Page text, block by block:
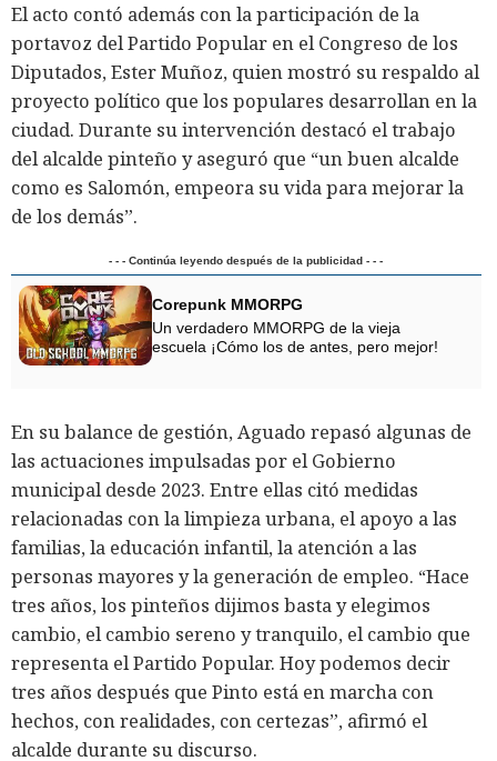
El acto contó además con la participación de la
portavoz del Partido Popular en el Congreso de los
Diputados, Ester Muñoz, quien mostró su respaldo al
proyecto político que los populares desarrollan en la
ciudad. Durante su intervención destacó el trabajo
del alcalde pinteño y aseguró que “un buen alcalde
como es Salomón, empeora su vida para mejorar la
de los demás”.
- - - Continúa leyendo después de la publicidad - - -
Corepunk MMORPG
Un verdadero MMORPG de la vieja
escuela ¡Cómo los de antes, pero mejor!
En su balance de gestión, Aguado repasó algunas de
las actuaciones impulsadas por el Gobierno
municipal desde 2023. Entre ellas citó medidas
relacionadas con la limpieza urbana, el apoyo a las
familias, la educación infantil, la atención a las
personas mayores y la generación de empleo. “Hace
tres años, los pinteños dijimos basta y elegimos
cambio, el cambio sereno y tranquilo, el cambio que
representa el Partido Popular. Hoy podemos decir
tres años después que Pinto está en marcha con
hechos, con realidades, con certezas”, afirmó el
alcalde durante su discurso.